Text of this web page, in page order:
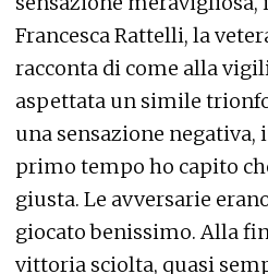
Francesca Rattelli, la
racconta di come alla
aspettata un simile
una sensazione negativa,
primo tempo ho capito
giusta. Le avversarie
giocato benissimo. Alla
vittoria sciolta, quasi